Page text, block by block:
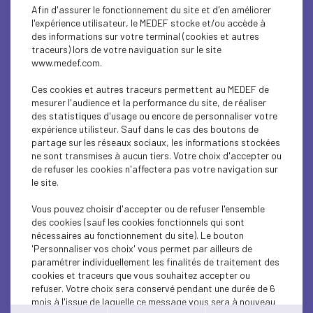
ECONOMY
ECONOMY
ECONOMY
ECONOMY
ECONOMY
ECONOMY
SOCIAL
ECONOMY
ECONOMY
ECONOMY
ECONOMY
Afin d'assurer le fonctionnement du site et d'en améliorer
l'expérience utilisateur, le MEDEF stocke et/ou accède à
des informations sur votre terminal (cookies et autres
traceurs) lors de votre naviguation sur le site
www.medef.com.
Ces cookies et autres traceurs permettent au MEDEF de
mesurer l'audience et la performance du site, de réaliser
des statistiques d'usage ou encore de personnaliser votre
expérience utilisteur. Sauf dans le cas des boutons de
partage sur les réseaux sociaux, les informations stockées
ne sont transmises à aucun tiers. Votre choix d'accepter ou
de refuser les cookies n'affectera pas votre navigation sur
le site.
Vous pouvez choisir d'accepter ou de refuser l'ensemble
des cookies (sauf les cookies fonctionnels qui sont
nécessaires au fonctionnement du site). Le bouton
'Personnaliser vos choix' vous permet par ailleurs de
paramétrer individuellement les finalités de traitement des
cookies et traceurs que vous souhaitez accepter ou
refuser. Votre choix sera conservé pendant une durée de 6
mois à l'issue de laquelle ce message vous sera à nouveau